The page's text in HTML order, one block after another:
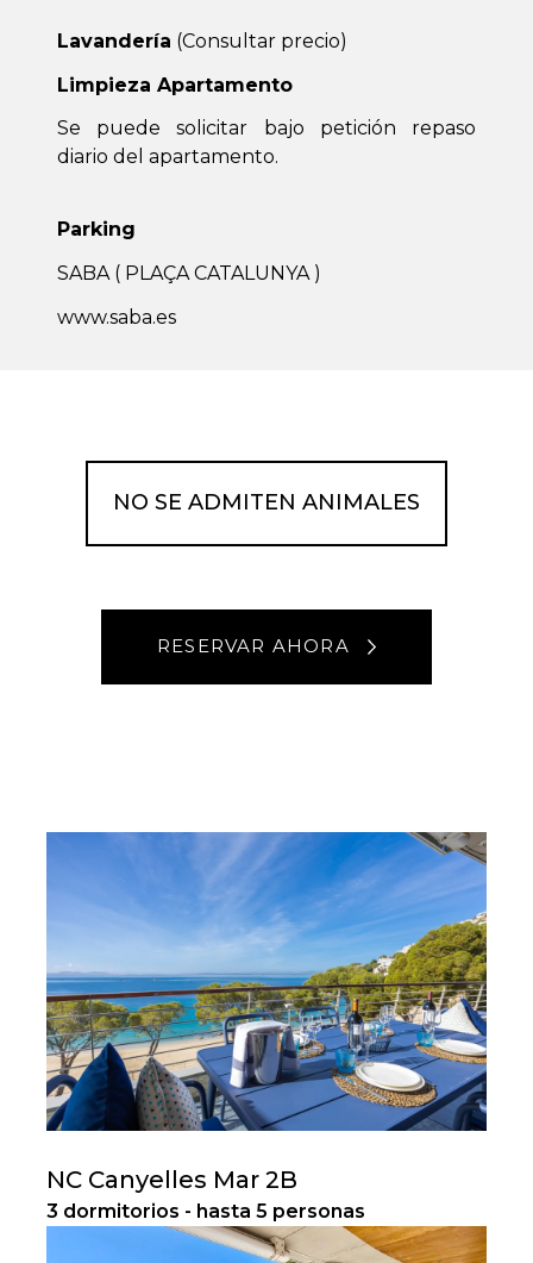
Lavandería (Consultar precio)
Limpieza Apartamento
Se puede solicitar bajo petición repaso
diario del apartamento.
Parking
SABA ( PLAÇA CATALUNYA )
www.saba.es
NO SE ADMITEN ANIMALES
RESERVAR AHORA
NC Canyelles Mar 2B
3 dormitorios - hasta 5 personas